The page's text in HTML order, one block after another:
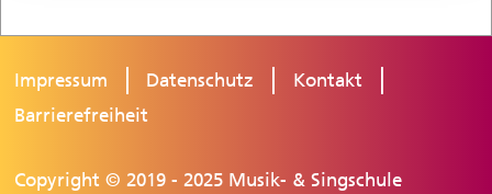
Impressum Datenschutz
Kontakt
Barrierefreiheit
Copyright © 2019 - 2025 Musik- & Singschule